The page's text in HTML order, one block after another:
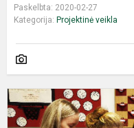
Paskelbta: 2020-02-27
Kategorija: Projektinė veikla